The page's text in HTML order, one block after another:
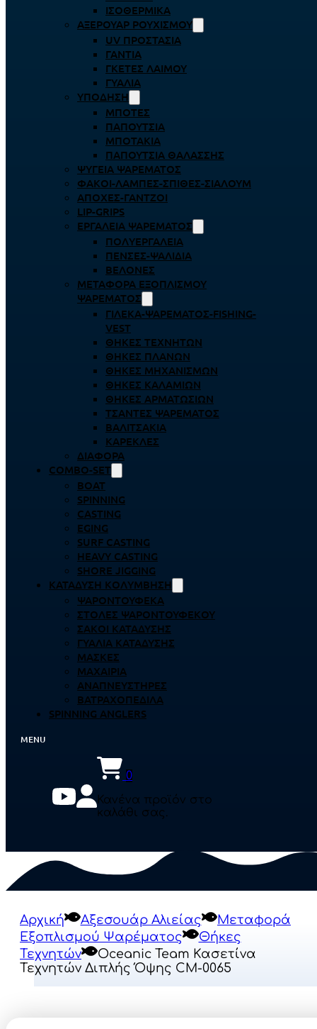
ΙΣΟΘΕΡΜΙΚΆ
ΑΞΕΡΟΥΆΡ ΡΟΥΧΙΣΜΟΎ
UV ΠΡΟΣΤΑΣΊΑ
ΓΆΝΤΙΑ
ΓΚΈΤΕΣ ΛΑΊΜΟΥ
ΓΥΑΛΙΆ
ΥΠΌΔΗΣΗ
ΜΠΌΤΕΣ
ΠΑΠΟΎΤΣΙΑ
ΜΠΟΤΆΚΙΑ
ΠΑΠΟΎΤΣΙΑ ΘΑΛΆΣΣΗΣ
ΨΥΓΕΊΑ ΨΑΡΈΜΑΤΟΣ
ΦΑΚΟΊ-ΛΆΜΠΕΣ-ΣΠΊΘΕΣ-ΣΊΑΛΟΥΜ
ΑΠΌΧΕΣ-ΓΆΝΤΖΟΙ
LIP-GRIPS
EΡΓΑΛΕΊΑ ΨΑΡΈΜΑΤΟΣ
ΠΟΛΥΕΡΓΑΛΕΊΑ
ΠΈΝΣΕΣ-ΨΑΛΊΔΙΑ
ΒΕΛΌΝΕΣ
ΜΕΤΑΦΟΡΆ ΕΞΟΠΛΙΣΜΟΎ
ΨΑΡΈΜΑΤΟΣ
ΓΙΛΈΚΑ-ΨΑΡΈΜΑΤΟΣ-FISHING-
VEST
ΘΉΚΕΣ ΤΕΧΝΗΤΏΝ
ΘΉΚΕΣ ΠΛΆΝΩΝ
ΘΉΚΕΣ ΜΗΧΑΝΙΣΜΏΝ
ΘΉΚΕΣ ΚΑΛΑΜΙΏΝ
ΘΉΚΕΣ ΑΡΜΑΤΩΣΙΏΝ
ΤΣΆΝΤΕΣ ΨΑΡΈΜΑΤΟΣ
ΒΑΛΙΤΣΆΚΙΑ
ΚΑΡΈΚΛΕΣ
ΔΙΆΦΟΡΑ
COMBO-SET
BOAT
SPINNING
CASTING
EGING
SURF CASTING
HEAVY CASTING
SHORE JIGGING
ΚΑΤΆΔΥΣΗ ΚΟΛΎΜΒΗΣΗ
ΨΑΡΟΝΤΟΎΦΕΚΑ
ΣΤΟΛΈΣ ΨΑΡΟΝΤΟΎΦΕΚΟΥ
ΣΆΚΟΙ ΚΑΤΆΔΥΣΗΣ
ΓΥΑΛΙΆ ΚΑΤΆΔΥΣΗΣ
ΜΆΣΚΕΣ
ΜΑΧΑΊΡΙΑ
ΑΝΑΠΝΕΥΣΤΉΡΕΣ
ΒΑΤΡΑΧΟΠΈΔΙΛΑ
SPINNING ANGLERS
0
Κανένα προϊόν στο
καλάθι σας.
Αρχική Αξεσουάρ Αλιείας
Μεταφορά
Εξοπλισμού Ψαρέματος
Θήκες
Τεχνητών
Oceanic Team Κασετίνα
Τεχνητών Διπλής Όψης CM-0065